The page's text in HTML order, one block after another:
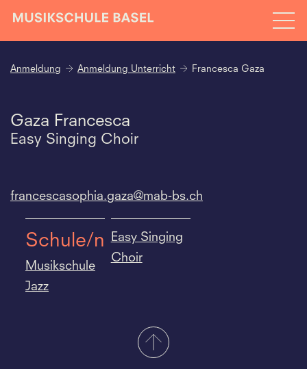
Anmeldung Anmeldung Unterricht Francesca Gaza
Gaza Francesca
Easy Singing Choir
francescasophia.gaza@mab-bs.ch
Schule/n
Musikschule
Jazz
Easy Singing
Choir